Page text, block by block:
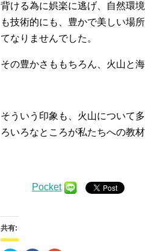
背ける為に娯楽に逃げ、自然環
も技術的にも、豊かで美しい場
てなりませんでした。
その豊かさももちろん、火山と
そういう印象も、火山について
ろいろなところが私たちへの教
Pocket
共有: